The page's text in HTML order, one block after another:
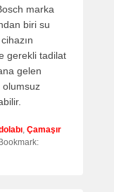
marka
biri su
cihazın
gerekli tadilat
gelen
olumsuz
, Çamaşır